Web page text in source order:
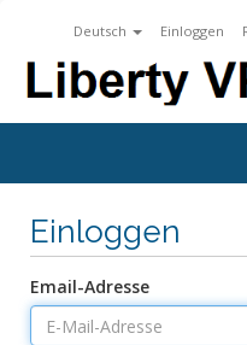
Deutsch Einloggen
Einloggen
Email-Adresse